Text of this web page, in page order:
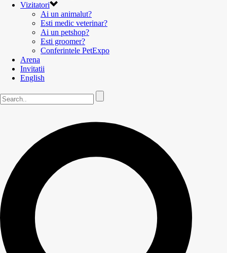
Vizitatori
Ai un animalut?
Esti medic veterinar?
Ai un petshop?
Esti groomer?
Conferintele PetExpo
Arena
Invitatii
English